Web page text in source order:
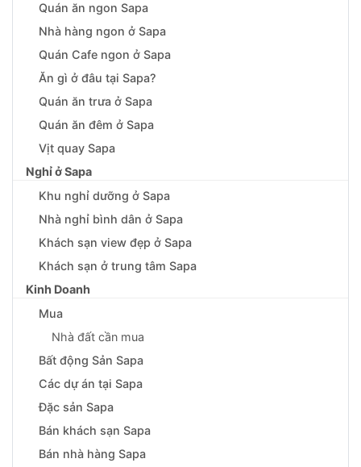
Quán ăn ngon Sapa
Nhà hàng ngon ở Sapa
Quán Cafe ngon ở Sapa
Ăn gì ở đâu tại Sapa?
Quán ăn trưa ở Sapa
Quán ăn đêm ở Sapa
Vịt quay Sapa
Nghỉ ở Sapa
Khu nghỉ dưỡng ở Sapa
Nhà nghỉ bình dân ở Sapa
Khách sạn view đẹp ở Sapa
Khách sạn ở trung tâm Sapa
Kinh Doanh
Mua
Nhà đất cần mua
Bất động Sản Sapa
Các dự án tại Sapa
Đặc sản Sapa
Bán khách sạn Sapa
Bán nhà hàng Sapa